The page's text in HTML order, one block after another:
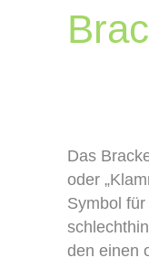
Das
oder
Symbol
den einen